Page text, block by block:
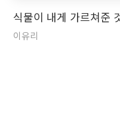
식물이 내게 가르쳐준
이유리